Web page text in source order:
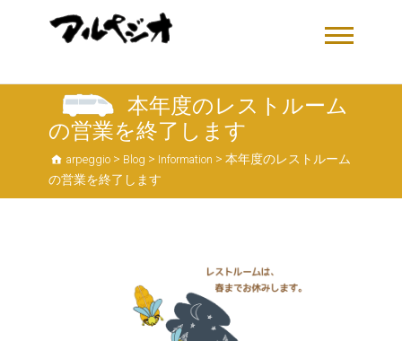
本年度のレストルーム
の営業を終了します
arpeggio > Blog > Information > 本年度のレストルーム
の営業を終了します